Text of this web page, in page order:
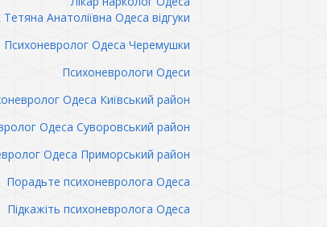
Анатоліївна Одеса відгуки
Психоневролог Одеса Черемушки
Психоневрологи Одеси
Одеса Київський район
Одеса Суворовський район
Одеса Приморський район
Порадьте психоневролога Одеса
Підкажіть психоневролога Одеса